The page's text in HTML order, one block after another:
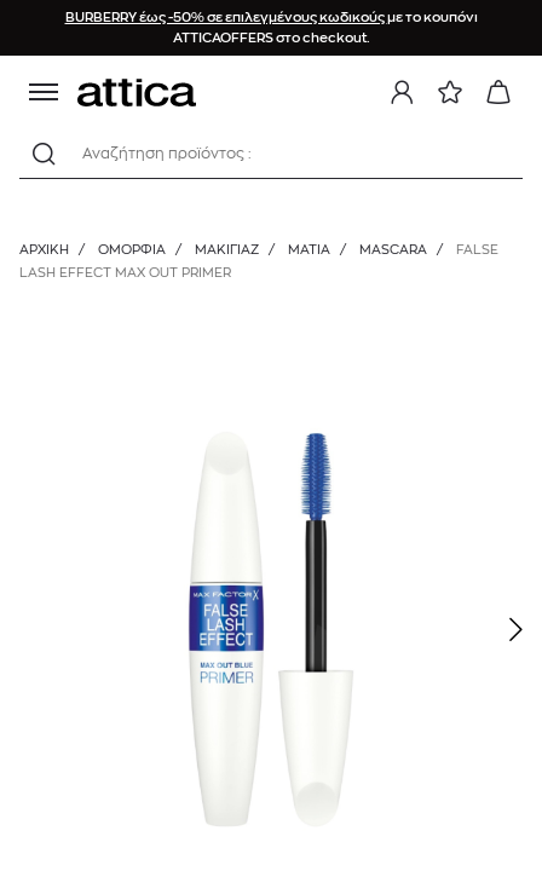
BURBERRY έως -50% σε επιλεγμένους κωδικούςμε το κουπόνι
ATTICAOFFERS στο checkout.
Αναζήτηση προϊόντος :
ΑΡΧΙΚΉ / ΟΜΟΡΦΙΑ / ΜΑΚΙΓΙΑΖ / ΜΆΤΙΑ / MASCARA /
FALSE
LASH EFFECT MAX OUT PRIMER